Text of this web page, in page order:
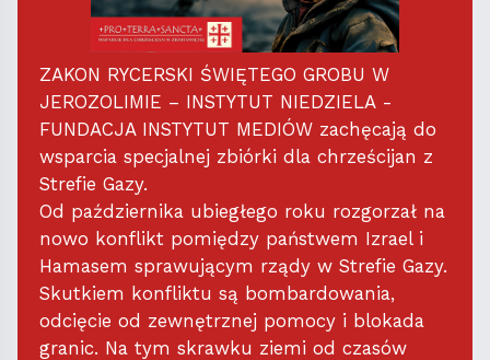
ZAKON RYCERSKI ŚWIĘTEGO GROBU W
JEROZOLIMIE – INSTYTUT NIEDZIELA -
FUNDACJA INSTYTUT MEDIÓW zachęcają do
wsparcia specjalnej zbiórki dla chrześcijan z
Strefie Gazy.
Od października ubiegłego roku rozgorzał na
nowo konflikt pomiędzy państwem Izrael i
Hamasem sprawującym rządy w Strefie Gazy.
Skutkiem konfliktu są bombardowania,
odcięcie od zewnętrznej pomocy i blokada
granic. Na tym skrawku ziemi od czasów